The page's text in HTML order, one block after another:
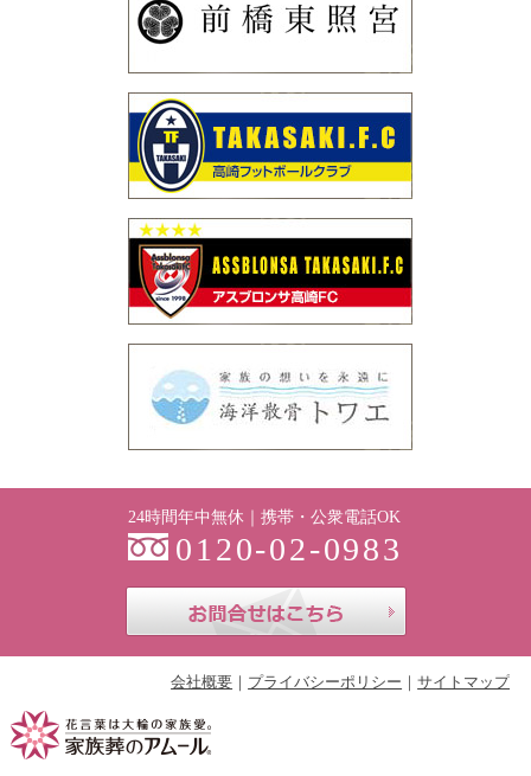
24時間年中無休｜携帯・公衆電話OK
0120-02-0983
会社概要 プライバシーポリシー サイトマップ